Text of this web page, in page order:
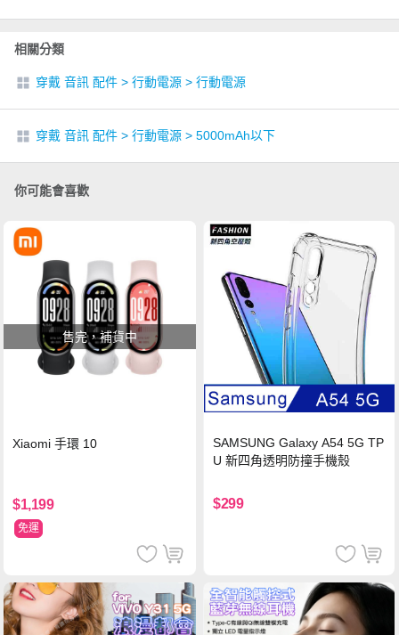
相關分類
穿戴 音訊 配件 > 行動電源 > 行動電源
穿戴 音訊 配件 > 行動電源 > 5000mAh以下
你可能會喜歡
售完，補貨中
Xiaomi 手環 10
$1,199
免運
SAMSUNG Galaxy A54 5G TP
U 新四角透明防撞手機殼
$299